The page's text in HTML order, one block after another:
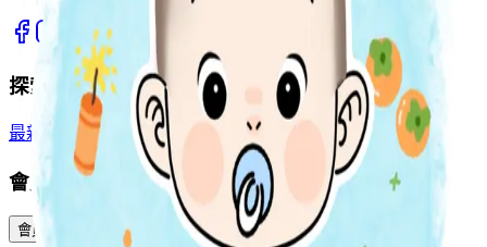
探索商品
最新上架 預購專區 全部分類
會員服務
會員中心 訂單查詢 積分與獎賞 預訂與包裹